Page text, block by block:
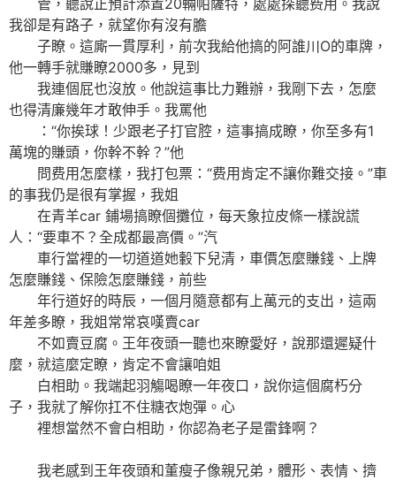
管，聽說正預計添置20輛帕薩特，處處探聽费用。我說
我卻是有路子，就望你有沒有膽
子瞭。這廝一貫厚利，前次我給他搞的阿誰川O的車牌，
他一轉手就賺瞭2000多，見到
我連個屁也沒放。他說這事比力難辦，我剛下去，怎麼
也得清廉幾年才敢伸手。我罵他
：“你挨球！少跟老子打官腔，這事搞成瞭，你至多有1
萬塊的賺頭，你幹不幹？”他
問费用怎麼樣，我打包票：“费用肯定不讓你難交接。”車
的事我仍是很有掌握，我姐
在青羊car 鋪場搞瞭個攤位，每天象拉皮條一樣說謊
人：“要車不？全成都最高價。”汽
車行當裡的一切道道她轂下兒清，車價怎麼賺錢、上牌
怎麼賺錢、保險怎麼賺錢，前些
年行道好的時辰，一個月隨意都有上萬元的支出，這兩
年差多瞭，我姐常常哀嘆賣car
不如賣豆腐。王年夜頭一聽也來瞭愛好，說那還遲疑什
麼，就這麼定瞭，肯定不會讓咱姐
白相助。我端起羽觴喝瞭一年夜口，說你這個腐朽分
子，我就了解你扛不住糖衣炮彈。心
裡想當然不會白相助，你認為老子是雷鋒啊？
我老感到王年夜頭和董瘦子像親兄弟，體形、表情、擠